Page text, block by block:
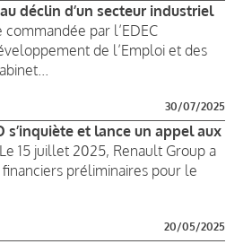
déclin d’un secteur industriel
commandée par l’EDEC
de l’Emploi et des
30/07/2025
s’inquiète et lance un appel aux
15 juillet 2025, Renault Group a
préliminaires pour le
20/05/2025